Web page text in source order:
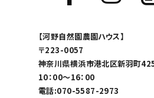
【河野自然園農園ハウス】
〒223-0057
神奈川県横浜市港北区新羽町
10：00～16：00
電話:070-5587-2973